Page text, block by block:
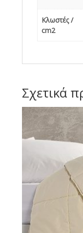
Κλωστές /
cm2
Σχετικά